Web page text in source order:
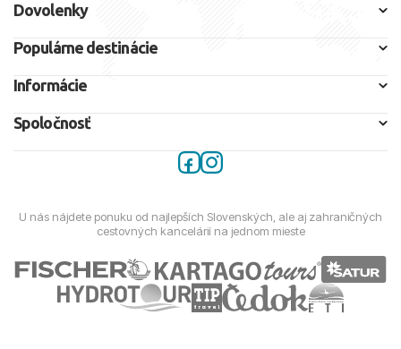
Dovolenky
Populárne destinácie
Informácie
Spoločnosť
U nás nájdete ponuku od najlepších Slovenských, ale aj zahraničných
cestovných kancelárií na jednom mieste